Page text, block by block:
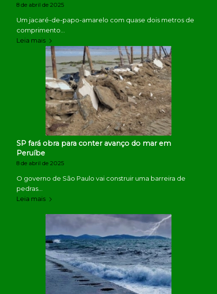
8 de abril de 2025
Um jacaré-de-papo-amarelo com quase dois metros de
comprimento…
Leia mais
SP fará obra para conter avanço do mar em
Peruíbe
8 de abril de 2025
O governo de São Paulo vai construir uma barreira de
pedras…
Leia mais